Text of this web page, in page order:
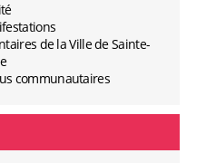
de la Ville de Sainte-
communautaires